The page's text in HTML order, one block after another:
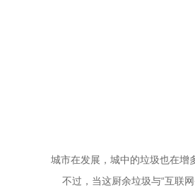
城市在发展，城中的垃圾也在增
不过，当这厨余垃圾与“互联网